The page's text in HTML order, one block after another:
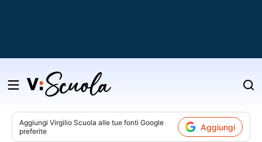
Salta
contenuto
Aggiungi Virgilio Scuola alle tue fonti Google
preferite
Aggiungi